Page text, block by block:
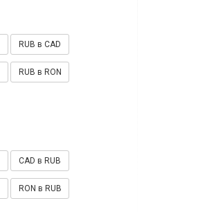
RUB в CAD
RUB в RON
CAD в RUB
RON в RUB